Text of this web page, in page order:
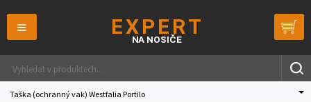
≡
Taška (ochranný vak) Westfalia Portilo